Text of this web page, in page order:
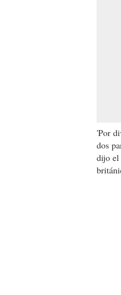
'Por
dos
dijo el